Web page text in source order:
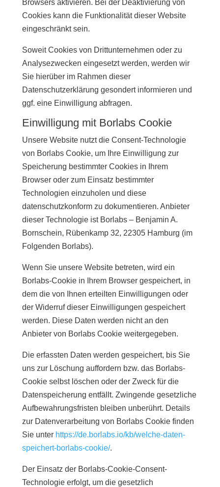
Browsers aktivieren. Bei der Deaktivierung von
Cookies kann die Funktionalität dieser Website
eingeschränkt sein.
Soweit Cookies von Drittunternehmen oder zu
Analysezwecken eingesetzt werden, werden wir
Sie hierüber im Rahmen dieser
Datenschutzerklärung gesondert informieren und
ggf. eine Einwilligung abfragen.
Einwilligung mit Borlabs Cookie
Unsere Website nutzt die Consent-Technologie
von Borlabs Cookie, um Ihre Einwilligung zur
Speicherung bestimmter Cookies in Ihrem
Browser oder zum Einsatz bestimmter
Technologien einzuholen und diese
datenschutzkonform zu dokumentieren. Anbieter
dieser Technologie ist Borlabs – Benjamin A.
Bornschein, Rübenkamp 32, 22305 Hamburg (im
Folgenden Borlabs).
Wenn Sie unsere Website betreten, wird ein
Borlabs-Cookie in Ihrem Browser gespeichert, in
dem die von Ihnen erteilten Einwilligungen oder
der Widerruf dieser Einwilligungen gespeichert
werden. Diese Daten werden nicht an den
Anbieter von Borlabs Cookie weitergegeben.
Die erfassten Daten werden gespeichert, bis Sie
uns zur Löschung auffordern bzw. das Borlabs-
Cookie selbst löschen oder der Zweck für die
Datenspeicherung entfällt. Zwingende gesetzliche
Aufbewahrungsfristen bleiben unberührt. Details
zur Datenverarbeitung von Borlabs Cookie finden
Sie unter https://de.borlabs.io/kb/welche-daten-
speichert-borlabs-cookie/.
Der Einsatz der Borlabs-Cookie-Consent-
Technologie erfolgt, um die gesetzlich